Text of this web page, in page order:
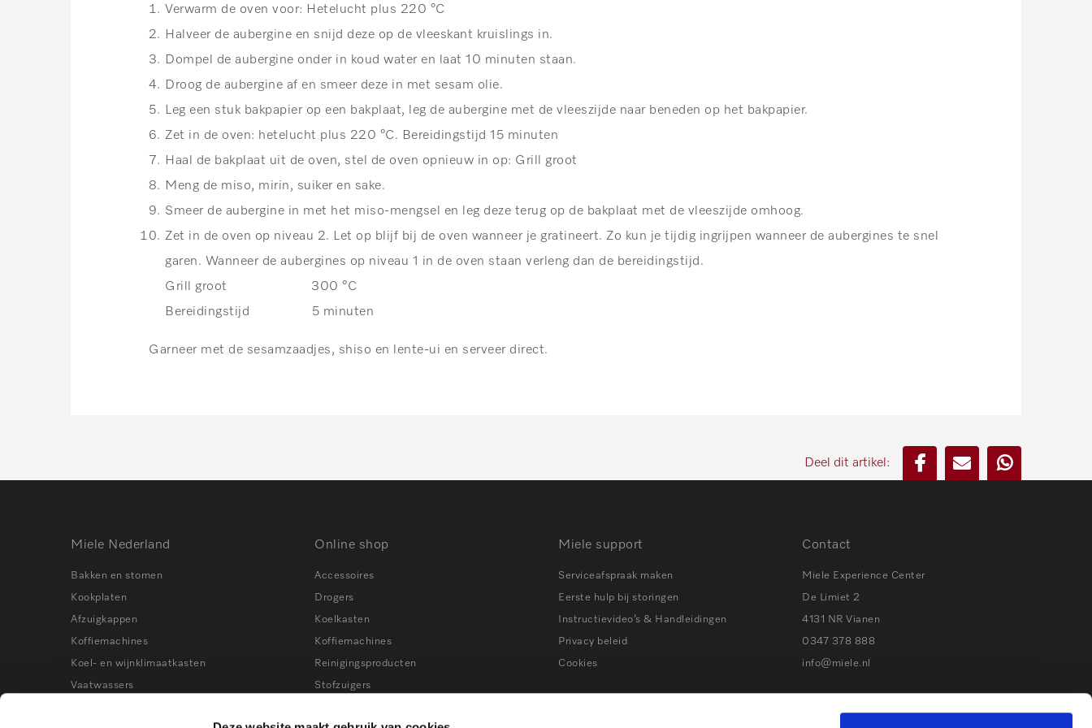
Verwarm de oven voor: Hetelucht plus 220 °C
Halveer de aubergine en snijd deze op de vleeskant kruislings in.
Dompel de aubergine onder in koud water en laat 10 minuten staan.
Droog de aubergine af en smeer deze in met sesam olie.
Leg een stuk bakpapier op een bakplaat, leg de aubergine met de vleeszijde naar beneden op het bakpapier.
Zet in de oven: hetelucht plus 220 °C. Bereidingstijd 15 minuten
Haal de bakplaat uit de oven, stel de oven opnieuw in op: Grill groot
Meng de miso, mirin, suiker en sake.
Smeer de aubergine in met het miso-mengsel en leg deze terug op de bakplaat met de vleeszijde omhoog.
Zet in de oven op niveau 2. Let op blijf bij de oven wanneer je gratineert. Zo kun je tijdig ingrijpen wanneer de aubergines te snel
garen. Wanneer de aubergines op niveau 1 in de oven staan verleng dan de bereidingstijd.
Grill groot 300 °C
Bereidingstijd 5 minuten
Garneer met de sesamzaadjes, shiso en lente-ui en serveer direct.
Deel dit artikel:
Miele Nederland
Bakken en stomen
Kookplaten
Afzuigkappen
Koffiemachines
Koel- en wijnklimaatkasten
Vaatwassers
Online shop
Accessoires
Drogers
Koelkasten
Koffiemachines
Reinigingsproducten
Stofzuigers
Miele support
Serviceafspraak maken
Eerste hulp bij storingen
Instructievideo’s & Handleidingen
Privacy beleid
Cookies
Contact
Miele Experience Center
De Limiet 2
4131 NR Vianen
0347 378 888
info@miele.nl
Volg Miele